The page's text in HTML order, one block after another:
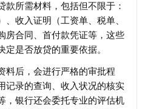
所需材料，包括但不限于：
收入证明（工资单、税单、
房合同、首付款凭证等，这些
是否放贷的重要依据。
料后，会进行严格的审批程
记录的查询、收入状况的核实
，银行还会委托专业的评估机